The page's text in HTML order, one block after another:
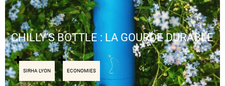
SIRHA LYON ECONOMIES
CHILLY’S BOTTLE : LA GOURDE DURABLE